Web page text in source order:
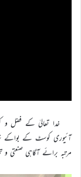
آئیوری کوسٹ کے بواکے
مرتبہ برائے آگاہی صنعتی و